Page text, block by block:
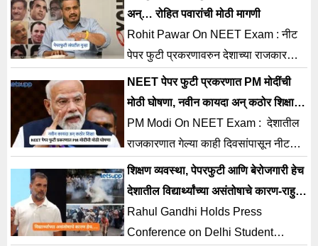
कॉक्रोज जनता
अन्… रोहित पवारांची मोठी मागणी
Rohit Pawar On NEET Exam : नीट
पेपर फुटी प्रकरणावरुन देशाच्या राजकारणात
सध्या अनेक घडामोडी घडताना दिसत आहे.
पेपर फुटीप्रकरणात
NEET पेपर फुटी प्रकरणात PM मोदींची
मोठी घोषणा, नवीन कायदा अन् कठोर शिक्षा;
काय म्हणाले पंतप्रधान?
PM Modi On NEET Exam : देशातील
राजकारणात गेल्या काही दिवसांपासून नीट
पेपर फुटी प्रकरणाचा मुद्दा चर्चेत असून या
प्रकरणावरुन चारही
शिक्षण व्यवस्था, पेपरफुटी आणि बेरोजगारी हेच
देशातील विद्यार्थ्यांच्या असंतोषाचे कारण-राहुल
गांधी
Rahul Gandhi Holds Press
Conference on Delhi Student